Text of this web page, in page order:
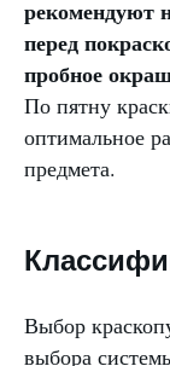
рекомендуют
перед
пробное
По пятну
оптимальное
предмета.
Выбор
выбора